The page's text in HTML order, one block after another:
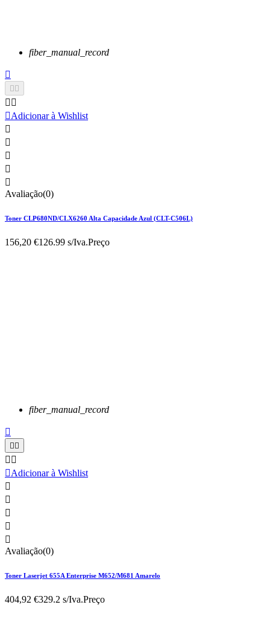
fiber_manual_record

 
 
Adicionar à Wishlist





Avaliação(0)
Toner CLP680ND/CLX6260 Alta Capacidade Azul (CLT-C506L)
156,20 €126.99 s/Iva.Preço
fiber_manual_record

 
 
Adicionar à Wishlist





Avaliação(0)
Toner Laserjet 655A Enterprise M652/M681 Amarelo
404,92 €329.2 s/Iva.Preço